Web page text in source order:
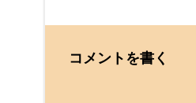
コメントを書く